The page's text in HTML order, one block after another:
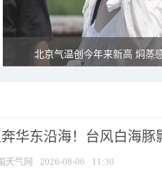
北京气温创今年来新高 焖蒸
华东沿海！台风白海豚
天气网 2026-08-06 11:30